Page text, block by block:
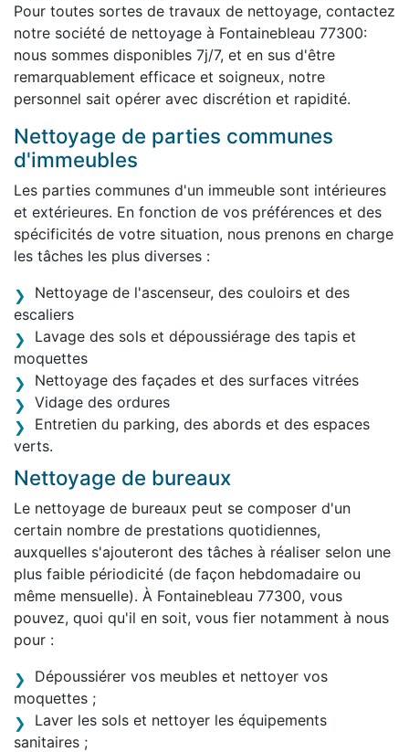
Pour toutes sortes de travaux de nettoyage, contactez
notre société de nettoyage à Fontainebleau 77300:
nous sommes disponibles 7j/7, et en sus d'être
remarquablement efficace et soigneux, notre
personnel sait opérer avec discrétion et rapidité.
Nettoyage de parties communes
d'immeubles
Les parties communes d'un immeuble sont intérieures
et extérieures. En fonction de vos préférences et des
spécificités de votre situation, nous prenons en charge
les tâches les plus diverses :
Nettoyage de l'ascenseur, des couloirs et des
escaliers
Lavage des sols et dépoussiérage des tapis et
moquettes
Nettoyage des façades et des surfaces vitrées
Vidage des ordures
Entretien du parking, des abords et des espaces
verts.
Nettoyage de bureaux
Le nettoyage de bureaux peut se composer d'un
certain nombre de prestations quotidiennes,
auxquelles s'ajouteront des tâches à réaliser selon une
plus faible périodicité (de façon hebdomadaire ou
même mensuelle). À Fontainebleau 77300, vous
pouvez, quoi qu'il en soit, vous fier notamment à nous
pour :
Dépoussiérer vos meubles et nettoyer vos
moquettes ;
Laver les sols et nettoyer les équipements
sanitaires ;